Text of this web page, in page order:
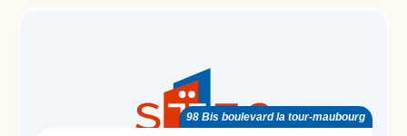
98 Bis boulevard la tour-maubourg